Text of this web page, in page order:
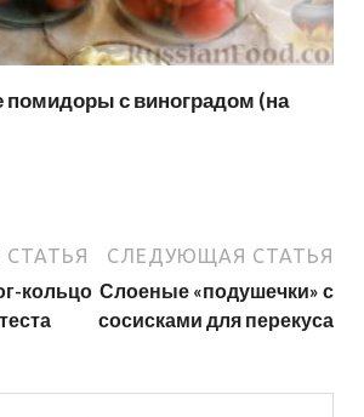
с виноградом (на
кольцо
СЛЕДУЮЩАЯ СТАТЬЯ
Слоеные «подушечки» с
сосисками для перекуса